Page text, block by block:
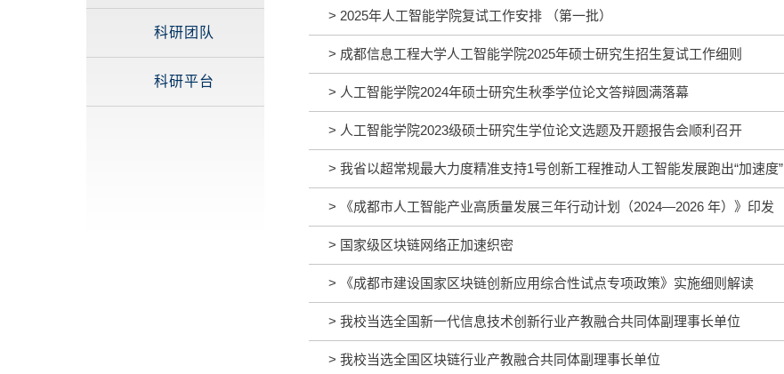
科研团队
科研平台
> 2025年人工智能学院复试工作安排 （第一批）
> 成都信息工程大学人工智能学院2025年硕士研究生招生复试工作细则
> 人工智能学院2024年硕士研究生秋季学位论文答辩圆满落幕
> 人工智能学院2023级硕士研究生学位论文选题及开题报告会顺利召开
> 我省以超常规最大力度精准支持1号创新工程推动人工智能发展跑出“加速度”
> 《成都市人工智能产业高质量发展三年行动计划（2024—2026 年）》印发
> 国家级区块链网络正加速织密
> 《成都市建设国家区块链创新应用综合性试点专项政策》实施细则解读
> 我校当选全国新一代信息技术创新行业产教融合共同体副理事长单位
> 我校当选全国区块链行业产教融合共同体副理事长单位